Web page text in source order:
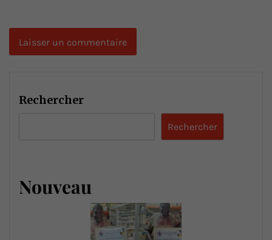
Rechercher
Rechercher
Nouveau